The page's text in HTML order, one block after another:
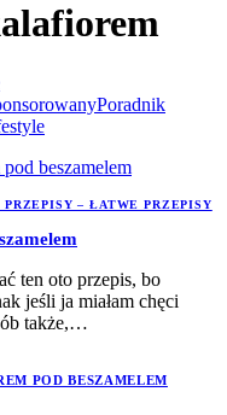
Poradnik
PRZEPISY – ŁATWE PRZEPISY
ten oto przepis, bo
jeśli ja miałam chęci
także,…
POD BESZAMELEM